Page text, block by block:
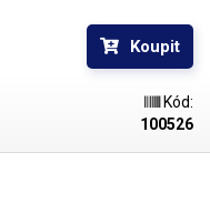
pro hrubší povrchy a
a silnějšími vlákny; proto
ve dvou provedeních
Koupit
Kód:
100526